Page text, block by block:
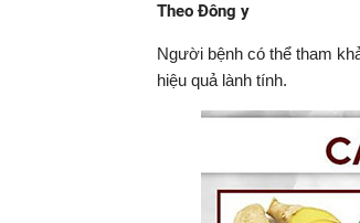
Theo Đông y
Người bệnh có thể tham
hiệu quả lành tính.